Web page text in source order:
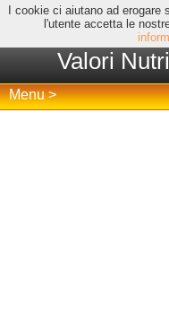
I cookie ci aiutano ad
l'utente accetta le
Valori
Menu >